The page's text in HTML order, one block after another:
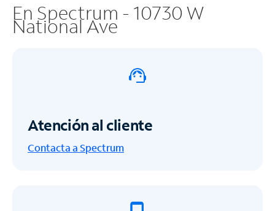
En Spectrum - 10730 W
National Ave
Atención al cliente
Contacta a Spectrum